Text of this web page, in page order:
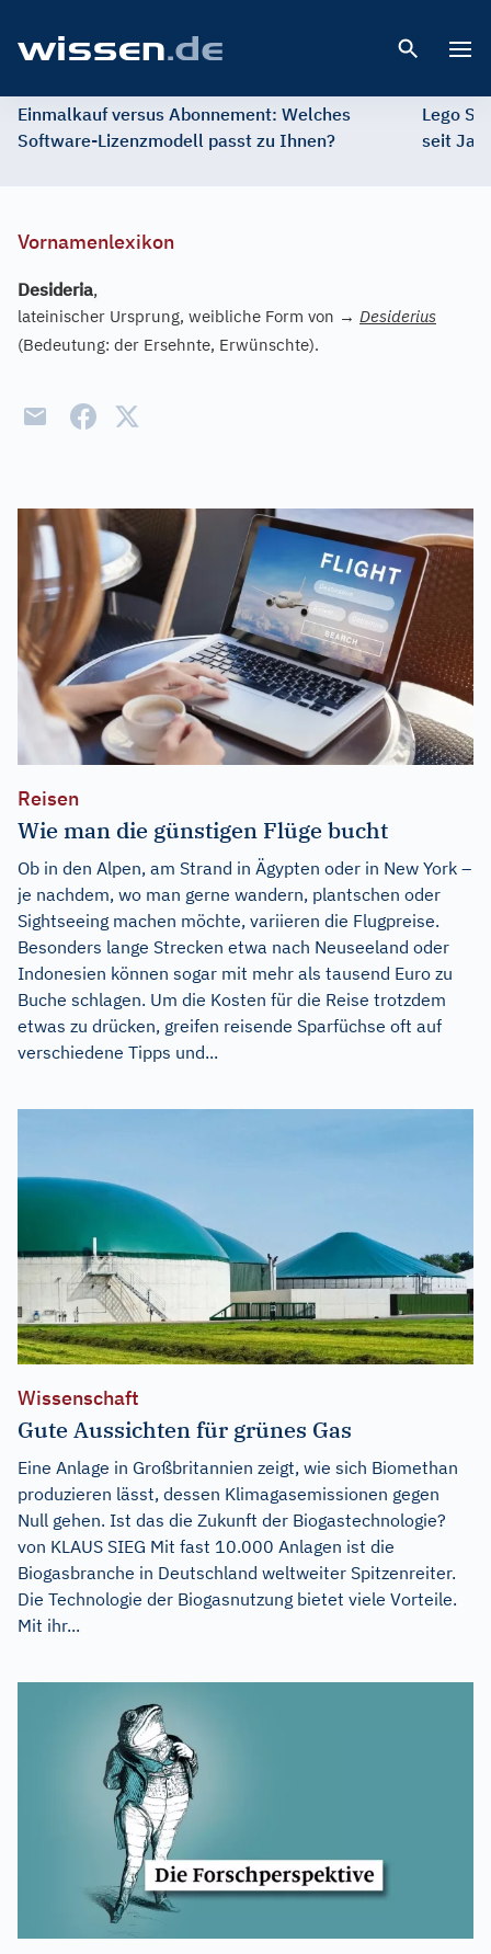
Einmalkauf versus Abonnement: Welches
Software-Lizenzmodell passt zu Ihnen?
Lego
seit
Vornamenlexikon
Desideria,
lateinischer Ursprung, weibliche Form von → Desiderius
(Bedeutung: der Ersehnte, Erwünschte).
Reisen
Wie man die günstigen Flüge bucht
Ob in den Alpen, am Strand in Ägypten oder in New York –
je nachdem, wo man gerne wandern, plantschen oder
Sightseeing machen möchte, variieren die Flugpreise.
Besonders lange Strecken etwa nach Neuseeland oder
Indonesien können sogar mit mehr als tausend Euro zu
Buche schlagen. Um die Kosten für die Reise trotzdem
etwas zu drücken, greifen reisende Sparfüchse oft auf
verschiedene Tipps und...
Wissenschaft
Gute Aussichten für grünes Gas
Eine Anlage in Großbritannien zeigt, wie sich Biomethan
produzieren lässt, dessen Klimagasemissionen gegen
Null gehen. Ist das die Zukunft der Biogastechnologie?
von KLAUS SIEG Mit fast 10.000 Anlagen ist die
Biogasbranche in Deutschland weltweiter Spitzenreiter.
Die Technologie der Biogasnutzung bietet viele Vorteile.
Mit ihr...